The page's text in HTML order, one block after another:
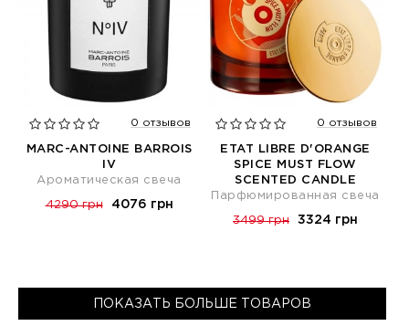
0 отзывов
MARC-ANTOINE BARROIS
IV
Ароматическая свеча
4290 грн 4076 грн
0 отзывов
ETAT LIBRE D'ORANGE
SPICE MUST FLOW
SCENTED CANDLE
Парфюмированная свеча
3499 грн 3324 грн
ПОКАЗАТЬ БОЛЬШЕ ТОВАРОВ